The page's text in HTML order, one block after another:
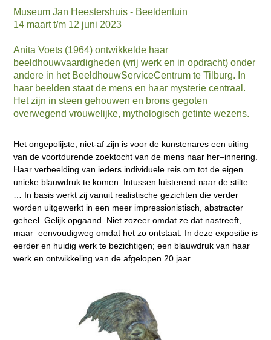
Museum Jan Heestershuis - Beeldentuin
14 maart t/m 12 juni 2023
Anita Voets (1964) ontwikkelde haar
beeldhouwvaardigheden (vrij werk en in opdracht) onder
andere in het BeeldhouwServiceCentrum te Tilburg. In
haar beelden staat de mens en haar mysterie centraal.
Het zijn in steen gehouwen en brons gegoten
overwegend vrouwelijke, mythologisch getinte wezens.
Het ongepolijste, niet-af zijn is voor de kunstenares een uiting
van de voortdurende zoektocht van de mens naar her–innering.
Haar verbeelding van ieders individuele reis om tot de eigen
unieke blauwdruk te komen. Intussen luisterend naar de stilte
… In basis werkt zij vanuit realistische gezichten die verder
worden uitgewerkt in een meer impressionistisch, abstracter
geheel. Gelijk opgaand. Niet zozeer omdat ze dat nastreeft,
maar eenvoudigweg omdat het zo ontstaat. In deze expositie is
eerder en huidig werk te bezichtigen; een blauwdruk van haar
werk en ontwikkeling van de afgelopen 20 jaar.